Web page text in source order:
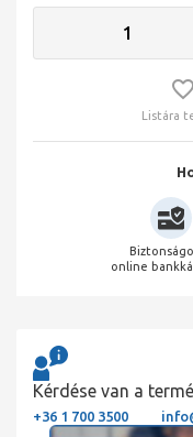
Listára
online
Kérdése van a
+36 1 700 3500